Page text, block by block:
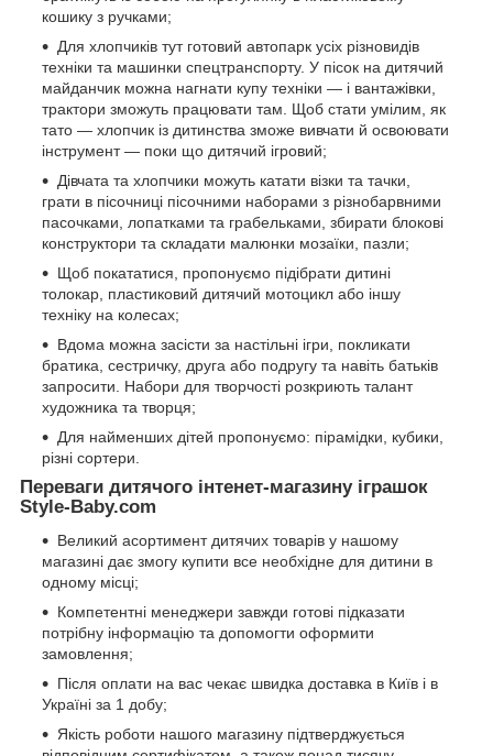
кошику з ручками;
Для хлопчиків тут готовий автопарк усіх різновидів
техніки та машинки спецтранспорту. У пісок на дитячий
майданчик можна нагнати купу техніки — і вантажівки,
трактори зможуть працювати там. Щоб стати умілим, як
тато — хлопчик із дитинства зможе вивчати й освоювати
інструмент — поки що дитячий ігровий;
Дівчата та хлопчики можуть катати візки та тачки,
грати в пісочниці пісочними наборами з різнобарвними
пасочками, лопатками та грабельками, збирати блокові
конструктори та складати малюнки мозаїки, пазли;
Щоб покататися, пропонуємо підібрати дитині
толокар, пластиковий дитячий мотоцикл або іншу
техніку на колесах;
Вдома можна засісти за настільні ігри, покликати
братика, сестричку, друга або подругу та навіть батьків
запросити. Набори для творчості розкриють талант
художника та творця;
Для найменших дітей пропонуємо: пірамідки, кубики,
різні сортери.
Переваги дитячого інтенет-магазину іграшок
Style-Baby.com
Великий асортимент дитячих товарів у нашому
магазині дає змогу купити все необхідне для дитини в
одному місці;
Компетентні менеджери завжди готові підказати
потрібну інформацію та допомогти оформити
замовлення;
Після оплати на вас чекає швидка доставка в Київ і в
Україні за 1 добу;
Якість роботи нашого магазину підтверджується